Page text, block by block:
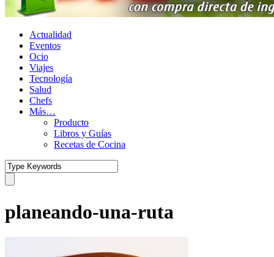
Actualidad
Eventos
Ocio
Viajes
Tecnología
Salud
Chefs
Más…
Producto
Libros y Guías
Recetas de Cocina
planeando-una-ruta